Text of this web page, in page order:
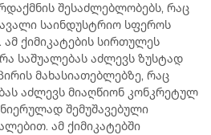
შესაძლებლობებს, რაც
საინდუსტრიო სფეროს
ამ ქიმიკატების სირთულეს
საშუალებას აძლევს ზუსტად
მახასიათებლებზე, რაც
აძლევს მიაღწიონ კონკრეტულ
შემუშავებული
ამ ქიმიკატებში